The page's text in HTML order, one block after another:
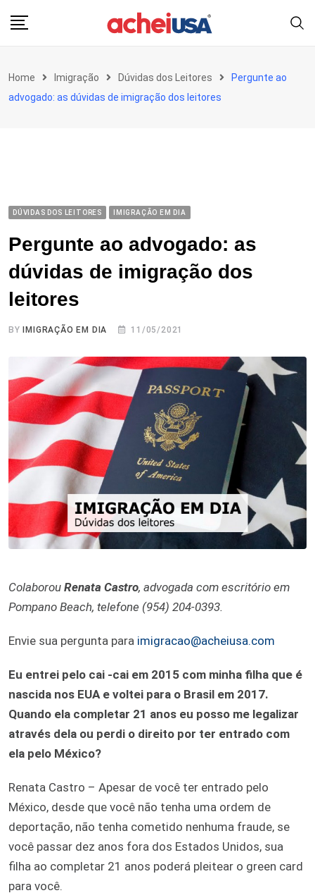
Home Imigração Dúvidas dos Leitores
Pergunte ao
advogado: as dúvidas de imigração dos leitores
DÚVIDAS DOS LEITORES IMIGRAÇÃO EM DIA
Pergunte ao advogado: as
dúvidas de imigração dos
leitores
BYIMIGRAÇÃO EM DIA 11/05/2021
Colaborou Renata Castro, advogada com escritório em
Pompano Beach, telefone (954) 204-0393.
Envie sua pergunta para imigracao@acheiusa.com
Eu entrei pelo cai -cai em 2015 com minha filha que é
nascida nos EUA e voltei para o Brasil em 2017.
Quando ela completar 21 anos eu posso me legalizar
através dela ou perdi o direito por ter entrado com
ela pelo México?
Renata Castro – Apesar de você ter entrado pelo
México, desde que você não tenha uma ordem de
deportação, não tenha cometido nenhuma fraude, se
você passar dez anos fora dos Estados Unidos, sua
filha ao completar 21 anos poderá pleitear o green card
para você.